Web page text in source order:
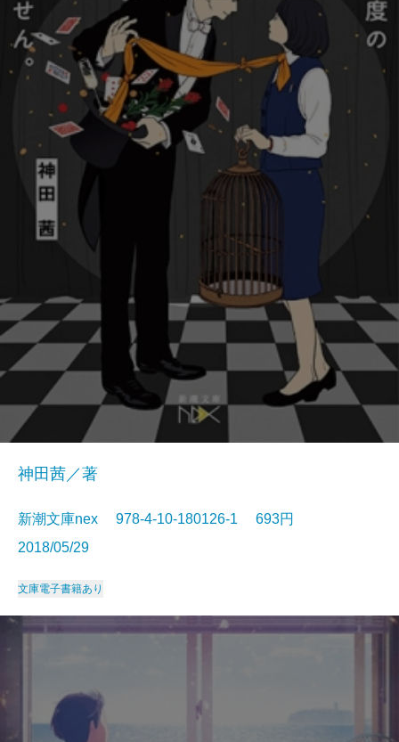
神田茜／著
新潮文庫nex 978-4-10-180126-1 693円
2018/05/29
文庫電子書籍あり